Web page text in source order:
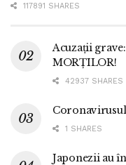
117891 SHARES
Acuzații
MORȚILOR!
42937 SHARES
1 SHARES
Japonezii au